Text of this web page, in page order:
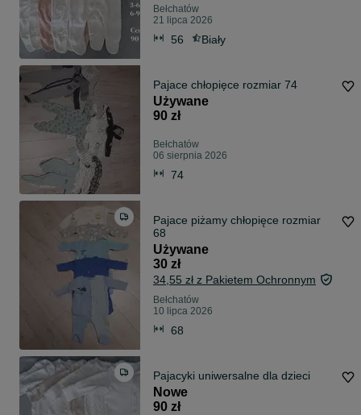
Bełchatów
21 lipca 2026
56 Biały
Pajace chłopięce rozmiar 74
Używane
90 zł
Bełchatów
06 sierpnia 2026
74
Pajace piżamy chłopięce rozmiar
68
Używane
30 zł
34,55 zł z Pakietem Ochronnym
Bełchatów
10 lipca 2026
68
Pajacyki uniwersalne dla dzieci
Nowe
90 zł